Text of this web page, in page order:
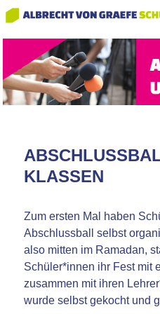
KLASSEN
Zum ersten Mal haben
Abschlussball selbst
also mitten im Ramadan,
Schüler*innen ihr Fest mit
zusammen mit ihren
wurde selbst gekocht und